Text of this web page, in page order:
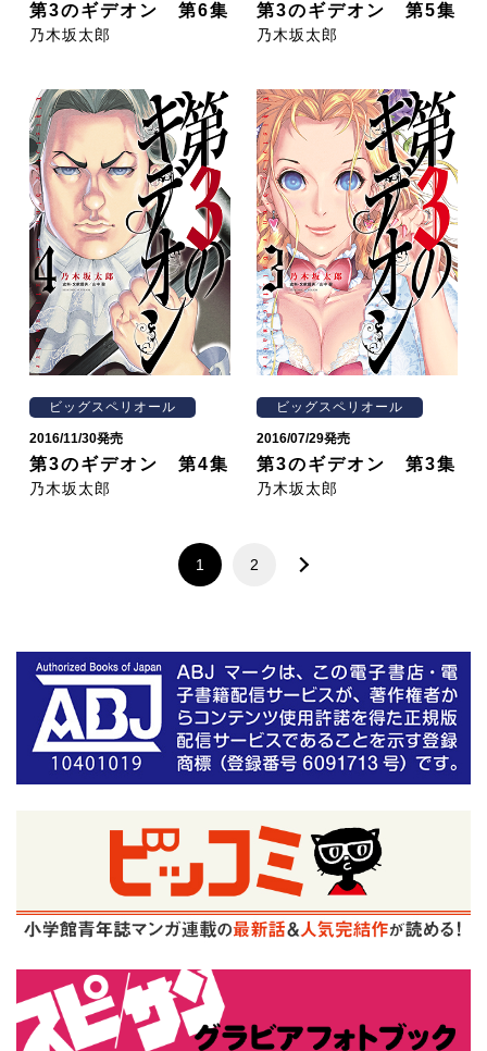
第3のギデオン 第6集
乃木坂太郎
第3のギデオン 第5集
乃木坂太郎
ビッグスペリオール
2016/11/30発売
第3のギデオン 第4集
乃木坂太郎
ビッグスペリオール
2016/07/29発売
第3のギデオン 第3集
乃木坂太郎
1 2